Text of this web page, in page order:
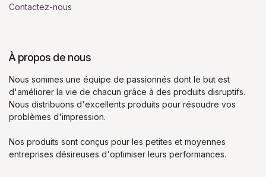
Contactez-nous
À propos de nous
Nous sommes une équipe de passionnés dont le but est
d'améliorer la vie de chacun grâce à des produits disruptifs.
Nous distribuons d'excellents produits pour résoudre vos
problèmes d'impression.
Nos produits sont conçus pour les petites et moyennes
entreprises désireuses d'optimiser leurs performances.